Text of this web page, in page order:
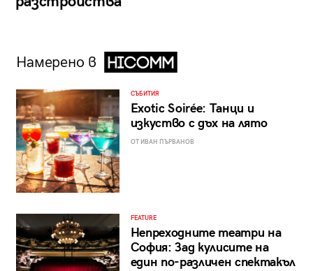
Намерено в
СЪБИТИЯ
Exotic Soirée: Танци и
изкуство с дъх на лято
ОТ ИВАН ПЪРВАНОВ
FEATURE
Непреходните театри на
София: Зад кулисите на
един по-различен спектакъл